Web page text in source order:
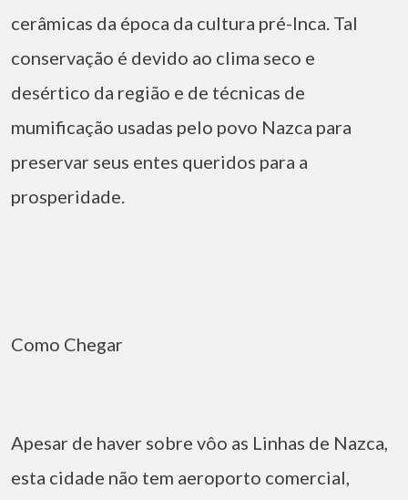
cerâmicas da época da cultura pré-Inca. Tal
conservação é devido ao clima seco e
desértico da região e de técnicas de
mumificação usadas pelo povo Nazca para
preservar seus entes queridos para a
prosperidade.
Como Chegar
Apesar de haver sobre vôo as Linhas de Nazca,
esta cidade não tem aeroporto comercial,